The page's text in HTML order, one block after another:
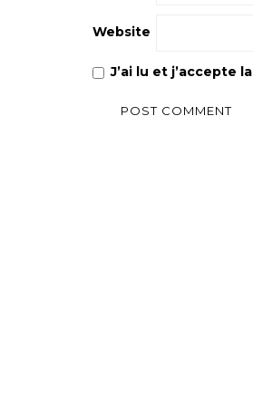
Website
J’ai lu et j’accepte la